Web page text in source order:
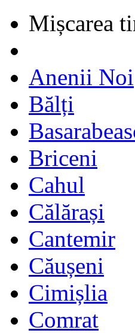
Mișcarea
Anenii Noi
Bălți
Briceni
Cahul
Călărași
Cantemir
Căușeni
Cimișlia
Comrat